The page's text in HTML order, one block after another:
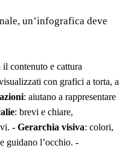
un’infografica deve
il contenuto e cattura
con grafici a torta, a
: aiutano a rappresentare
: brevi e chiare,
- Gerarchia visiva: colori,
guidano l’occhio. -